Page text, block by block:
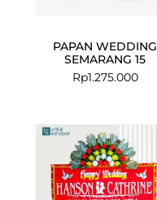
PAPAN WEDDING
SEMARANG 15
Rp1.275.000